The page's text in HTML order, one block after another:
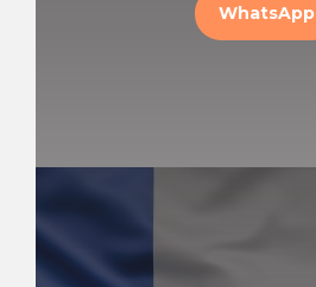
WhatsApp